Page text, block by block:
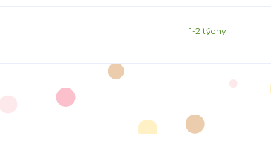
1-2 týdny